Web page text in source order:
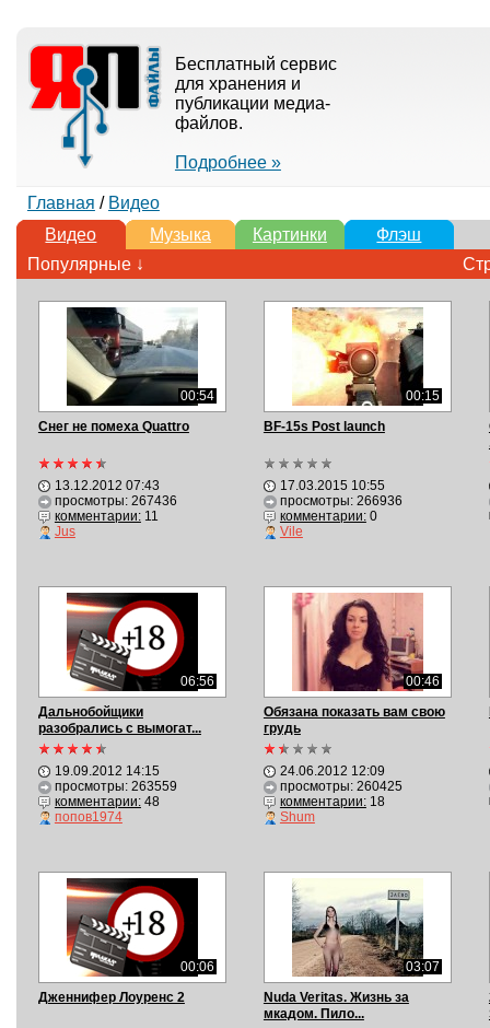
Бесплатный сервис
для хранения и
публикации медиа-
файлов.
Подробнее »
Главная / Видео
Видео
Музыка Картинки
Флэш
Популярные ↓
00:54
Снег не помеха Quattro
13.12.2012 07:43
просмотры: 267436
комментарии:11
Jus
00:15
BF-15s Post launch
17.03.2015 10:55
просмотры: 266936
комментарии:0
Vile
06:56
Дальнобойщики
разобрались с вымогат...
19.09.2012 14:15
просмотры: 263559
комментарии:48
попов1974
00:46
Обязана показать вам свою
грудь
24.06.2012 12:09
просмотры: 260425
комментарии:18
Shum
00:06
Дженнифер Лоуренс 2
03:07
Nuda Veritas. Жизнь за
мкадом. Пило...